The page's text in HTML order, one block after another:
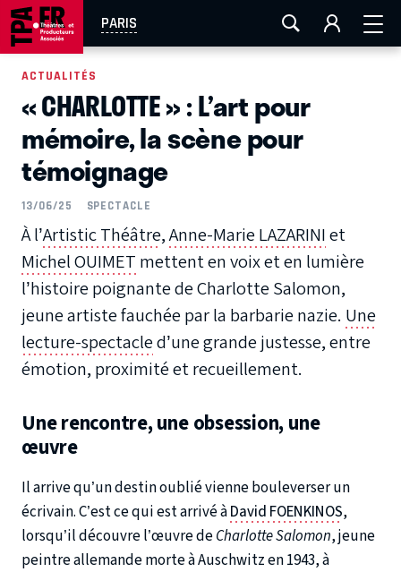
PARIS
AIX-MARSEILLE LA ROCHELLE
EN TOURNÉE
ACTUALITÉS
« CHARLOTTE » : L’art pour
mémoire, la scène pour
témoignage
13/06/25 SPECTACLE
À l’Artistic Théâtre,Anne-Marie LAZARINIet
Michel OUIMET mettent en voix et en lumière
l’histoire poignante deCharlotte Salomon,
jeune artiste fauchée par la barbarie nazie. Une
lecture-spectacled’une grande justesse, entre
émotion, proximité et recueillement.
Une rencontre, une obsession, une
œuvre
Il arrive qu’un destin oublié vienne bouleverser un
écrivain. C’est ce qui est arrivé àDavid FOENKINOS,
lorsqu’il découvre l’œuvre deCharlotte Salomon, jeune
peintre allemande morte à Auschwitz en 1943, à